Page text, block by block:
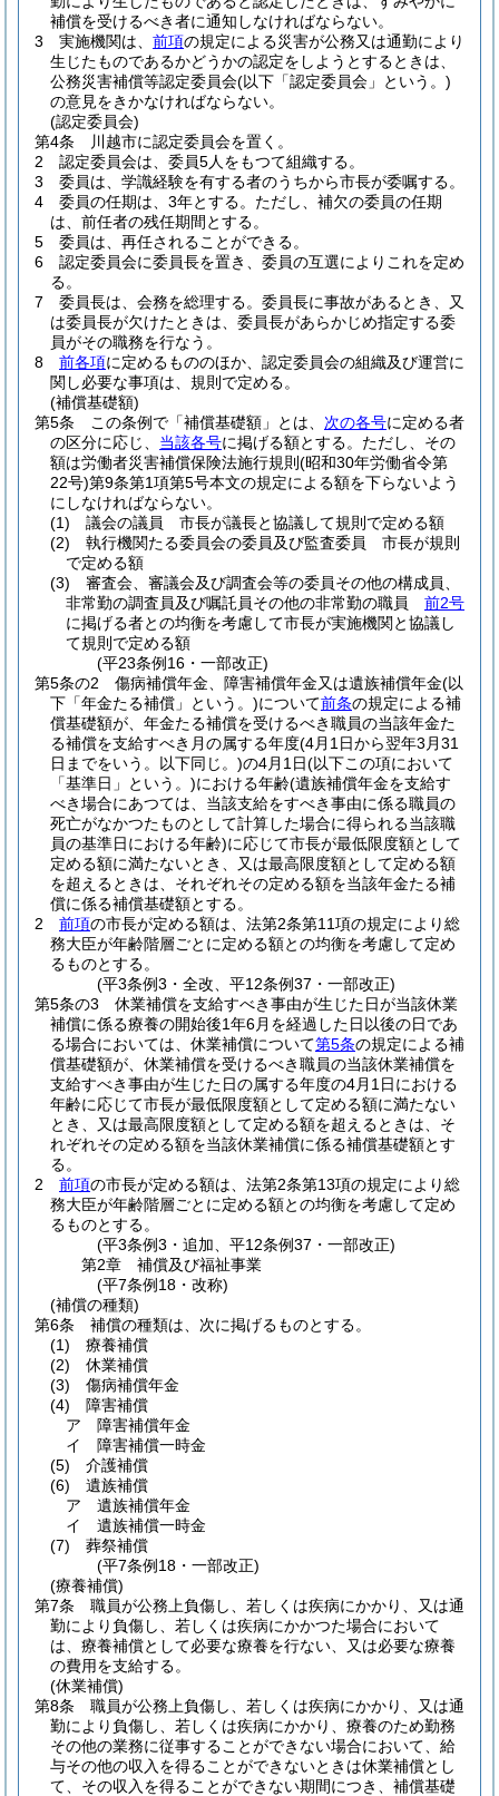
補償を受けるべき者に通知しなければならない。
3
実施機関は、 前項の規定による災害が公務又は通勤により
生じたものであるかどうかの認定をしようとするときは、
公務災害補償等認定委員会(以下「認定委員会」という。)
の意見をきかなければならない。
(認定委員会)
第4条
川越市に認定委員会を置く。
2
認定委員会は、委員5人をもつて組織する。
3
委員は、学識経験を有する者のうちから市長が委嘱する。
4
委員の任期は、3年とする。 ただし、補欠の委員の任期
は、前任者の残任期間とする。
5
委員は、再任されることができる。
6
認定委員会に委員長を置き、委員の互選によりこれを定め
る。
7
委員長は、会務を総理する。 委員長に事故があるとき、又
は委員長が欠けたときは、委員長があらかじめ指定する委
員がその職務を行なう。
8
前各項に定めるもののほか、認定委員会の組織及び運営に
関し必要な事項は、規則で定める。
(補償基礎額)
第5条
この条例で「補償基礎額」とは、 次の各号に定める者
の区分に応じ、 当該各号に掲げる額とする。 ただし、その
額は労働者災害補償保険法施行規則 (昭和30年労働省令第
22号)第9条第1項第5号本文の規定による額を下らないよう
にしなければならない。
(1)
議会の議員 市長が議長と協議して規則で定める額
(2)
執行機関たる委員会の委員及び監査委員 市長が規則
で定める額
(3)
審査会、審議会及び調査会等の委員その他の構成員、
非常勤の調査員及び嘱託員その他の非常勤の職員 前2号
に掲げる者との均衡を考慮して市長が実施機関と協議し
て規則で定める額
(平23条例16・一部改正)
第5条の2
傷病補償年金、障害補償年金又は遺族補償年金(以
下「年金たる補償」という。)について前条の規定による補
償基礎額が、年金たる補償を受けるべき職員の当該年金た
る補償を支給すべき月の属する年度(4月1日から翌年3月31
日までをいう。以下同じ。)の4月1日(以下この項において
「基準日」という。)における年齢(遺族補償年金を支給す
べき場合にあつては、当該支給をすべき事由に係る職員の
死亡がなかつたものとして計算した場合に得られる当該職
員の基準日における年齢)に応じて市長が最低限度額として
定める額に満たないとき、又は最高限度額として定める額
を超えるときは、それぞれその定める額を当該年金たる補
償に係る補償基礎額とする。
2
前項の市長が定める額は、法第2条第11項の規定により総
務大臣が年齢階層ごとに定める額との均衡を考慮して定め
るものとする。
(平3条例3・全改、平12条例37・一部改正)
第5条の3
休業補償を支給すべき事由が生じた日が当該休業
補償に係る療養の開始後1年6月を経過した日以後の日であ
る場合においては、休業補償について第5条の規定による補
償基礎額が、休業補償を受けるべき職員の当該休業補償を
支給すべき事由が生じた日の属する年度の4月1日における
年齢に応じて市長が最低限度額として定める額に満たない
とき、又は最高限度額として定める額を超えるときは、そ
れぞれその定める額を当該休業補償に係る補償基礎額とす
る。
2
前項の市長が定める額は、法第2条第13項の規定により総
務大臣が年齢階層ごとに定める額との均衡を考慮して定め
るものとする。
(平3条例3・追加、平12条例37・一部改正)
第2章
補償及び福祉事業
(平7条例18・改称)
(補償の種類)
第6条
補償の種類は、次に掲げるものとする。
(1)
療養補償
(2)
休業補償
(3)
傷病補償年金
(4)
障害補償
ア
障害補償年金
イ
障害補償一時金
(5)
介護補償
(6)
遺族補償
ア
遺族補償年金
イ
遺族補償一時金
(7)
葬祭補償
(平7条例18・一部改正)
(療養補償)
第7条
職員が公務上負傷し、若しくは疾病にかかり、又は通
勤により負傷し、若しくは疾病にかかつた場合において
は、療養補償として必要な療養を行ない、又は必要な療養
の費用を支給する。
(休業補償)
第8条
職員が公務上負傷し、若しくは疾病にかかり、又は通
勤により負傷し、若しくは疾病にかかり、療養のため勤務
その他の業務に従事することができない場合において、給
与その他の収入を得ることができないときは休業補償とし
て、その収入を得ることができない期間につき、補償基礎